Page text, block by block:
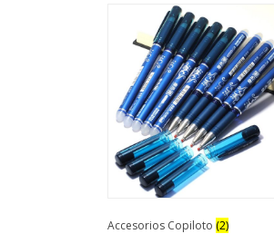
Accesorios Copiloto (2)